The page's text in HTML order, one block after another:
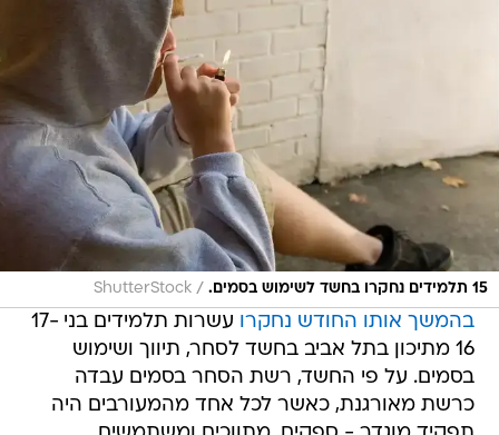
15 תלמידים נחקרו בחשד לשימוש בסמים. /
ShutterStock
בהמשך אותו החודש נחקרו
עשרות תלמידים בני 17-
16 מתיכון בתל אביב בחשד לסחר, תיווך ושימוש
בסמים. על פי החשד, רשת הסחר בסמים עבדה
כרשת מאורגנת, כאשר לכל אחד מהמעורבים היה